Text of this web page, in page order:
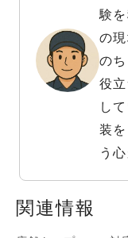
験
の
の
役
し
装
う
関連情報